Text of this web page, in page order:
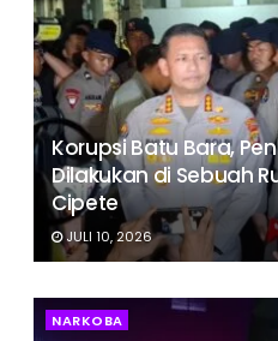
Korupsi Batu Bara,
Dilakukan di Sebuah
Cipete
JULI 10, 2026
NARKOBA